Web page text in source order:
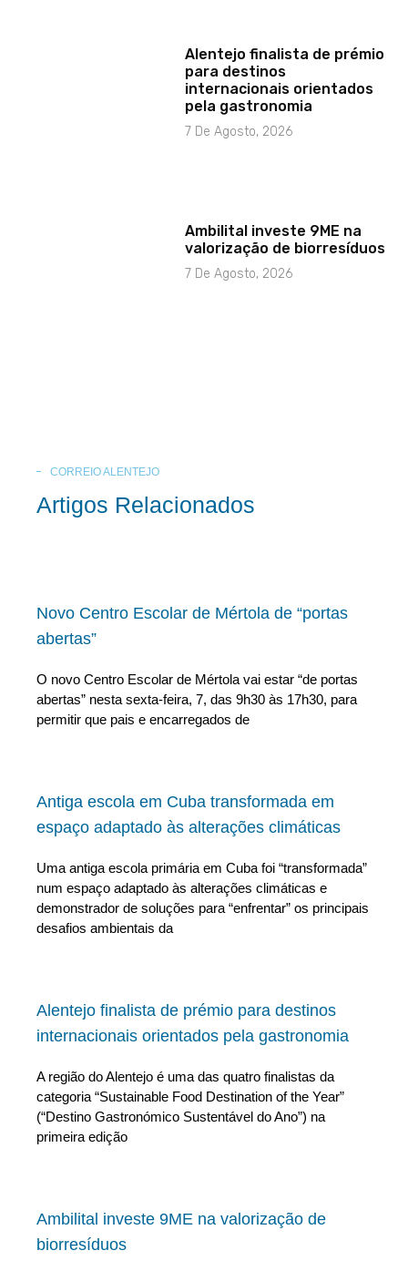
Alentejo finalista de prémio
para destinos
internacionais orientados
pela gastronomia
7 De Agosto, 2026
Ambilital investe 9ME na
valorização de biorresíduos
7 De Agosto, 2026
CORREIO ALENTEJO
Artigos Relacionados
Novo Centro Escolar de Mértola de “portas
abertas”
O novo Centro Escolar de Mértola vai estar “de portas
abertas” nesta sexta-feira, 7, das 9h30 às 17h30, para
permitir que pais e encarregados de
Antiga escola em Cuba transformada em
espaço adaptado às alterações climáticas
Uma antiga escola primária em Cuba foi “transformada”
num espaço adaptado às alterações climáticas e
demonstrador de soluções para “enfrentar” os principais
desafios ambientais da
Alentejo finalista de prémio para destinos
internacionais orientados pela gastronomia
A região do Alentejo é uma das quatro finalistas da
categoria “Sustainable Food Destination of the Year”
(“Destino Gastronómico Sustentável do Ano”) na
primeira edição
Ambilital investe 9ME na valorização de
biorresíduos